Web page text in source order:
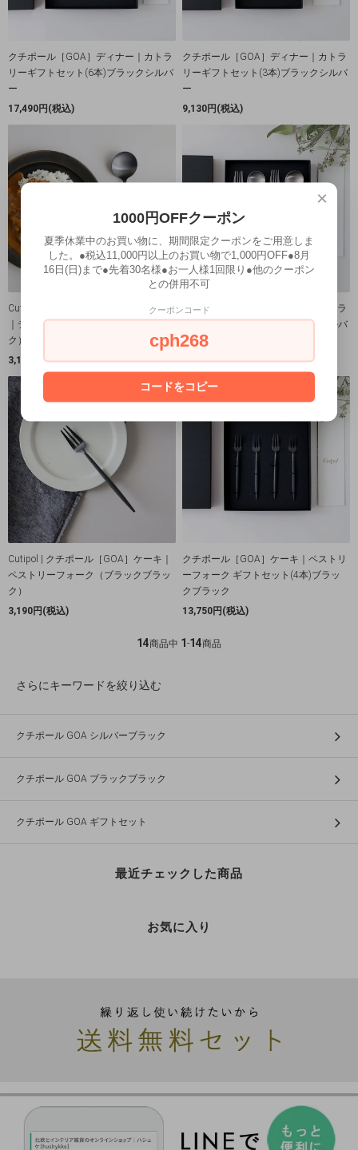
クチポール［GOA］ディナー｜カトラ
リーギフトセット(6本)ブラックシルバ
ー
17,490円(税込)
クチポール［GOA］ディナー｜カトラ
リーギフトセット(3本)ブラックシルバ
ー
9,130円(税込)
Cutipol | クチポール［GOA］ディナー
｜テーブルスプーン（ブラックブラッ
ク）
3,190円(税込)
クチポール［GOA］ディナー｜カトラ
リーギフトセット(4本)ブラックシルバ
ー
10,230円(税込)
Cutipol | クチポール［GOA］ケーキ｜
ペストリーフォーク（ブラックブラッ
ク）
3,190円(税込)
クチポール［GOA］ケーキ｜ペストリ
ーフォーク ギフトセット(4本)ブラッ
クブラック
13,750円(税込)
14商品中 1 -14商品
さらにキーワードを絞り込む
クチポール GOA シルバーブラック
クチポール GOA ブラックブラック
クチポール GOA ギフトセット
最近チェックした商品
お気に入り
×
1000円OFFクーポン
夏季休業中のお買い物に、期間限定クーポンをご用意しま
した。●税込11,000円以上のお買い物で1,000円OFF●8月
16日(日)まで●先着30名様●お一人様1回限り●他のクーポン
との併用不可
クーポンコード
cph268
コードをコピー